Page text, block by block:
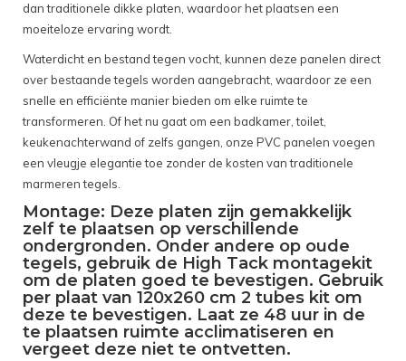
dan traditionele dikke platen, waardoor het plaatsen een
moeiteloze ervaring wordt.
Waterdicht en bestand tegen vocht, kunnen deze panelen direct
over bestaande tegels worden aangebracht, waardoor ze een
snelle en efficiënte manier bieden om elke ruimte te
transformeren. Of het nu gaat om een badkamer, toilet,
keukenachterwand of zelfs gangen, onze PVC panelen voegen
een vleugje elegantie toe zonder de kosten van traditionele
marmeren tegels.
Montage: Deze platen zijn gemakkelijk
zelf te plaatsen op verschillende
ondergronden. Onder andere op oude
tegels, gebruik de High Tack montagekit
om de platen goed te bevestigen. Gebruik
per plaat van 120x260 cm 2 tubes kit om
deze te bevestigen. Laat ze 48 uur in de
te plaatsen ruimte acclimatiseren en
vergeet deze niet te ontvetten.